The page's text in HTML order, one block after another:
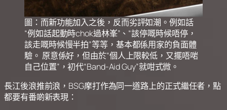
圖：而新功能加入之後，反而劣評如潮。例如話
“例如話起動時chok過林峯”、“該停嘅時候唔停，
該走嘅時候慢半拍”等等，基本都係用家的負面體
驗。 原意係好，但由於“個人上限較低，又擺唔啱
自己位置”，初代“Band-Aid Guy”就咁式微。
長江後浪推前浪，BSG摩打作為同一道路上的正式繼任者，點
都要有番啲新表現：